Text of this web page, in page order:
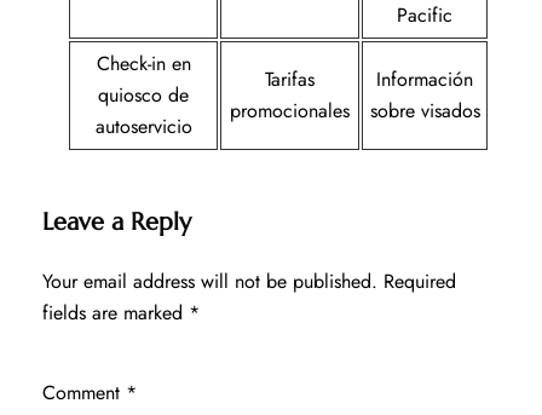
Pacific
Check-in en
quiosco de
autoservicio
Tarifas
promocionales
Información
sobre visados
Leave a Reply
Your email address will not be published. Required
fields are marked *
Comment *